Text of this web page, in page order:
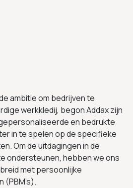
ambitie om bedrijven te
werkkledij, begon Addax zijn
en bedrukte
in te spelen op de specifieke
Om de uitdagingen in de
ondersteunen, hebben we ons
met persoonlijke
(PBM’s).